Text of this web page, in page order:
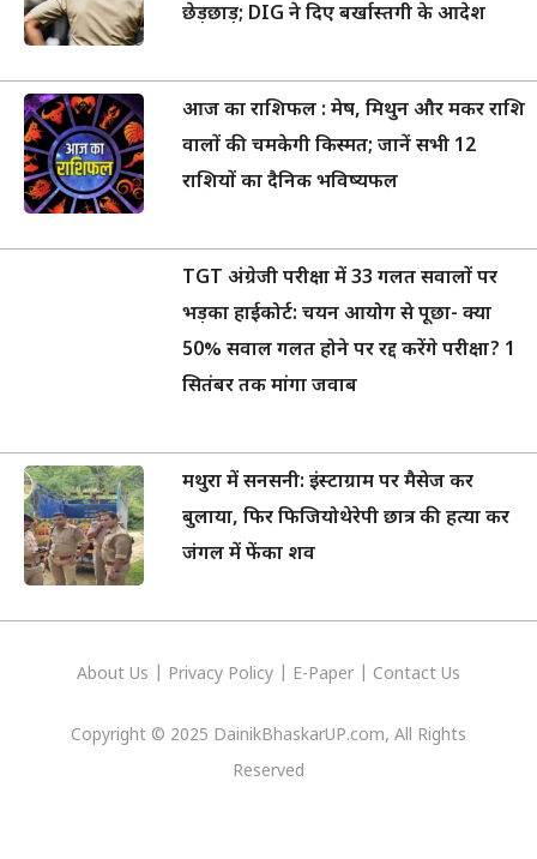
छेड़छाड़; DIG ने दिए बर्खास्तगी के आदेश
आज का राशिफल : मेष, मिथुन और मकर राशि
वालों की चमकेगी किस्मत; जानें सभी 12
राशियों का दैनिक भविष्यफल
TGT अंग्रेजी परीक्षा में 33 गलत सवालों पर
भड़का हाईकोर्ट: चयन आयोग से पूछा- क्या
50% सवाल गलत होने पर रद्द करेंगे परीक्षा? 1
सितंबर तक मांगा जवाब
मथुरा में सनसनी: इंस्टाग्राम पर मैसेज कर
बुलाया, फिर फिजियोथेरेपी छात्र की हत्या कर
जंगल में फेंका शव
About Us Privacy Policy E-Paper Contact Us
Copyright © 2025 DainikBhaskarUP.com, All Rights
Reserved